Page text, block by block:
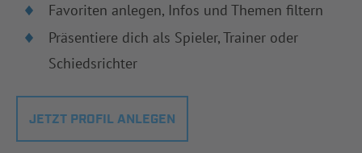
Favoriten anlegen, Infos und Themen filtern
Präsentiere dich als Spieler, Trainer oder
Schiedsrichter
JETZT PROFIL ANLEGEN